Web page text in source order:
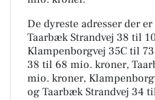
De dyreste adresser der
Taarbæk Strandvej 38 til
Klampenborgvej 35C til
38 til 68 mio. kroner,
mio. kroner,
og Taarbæk Strandvej 34